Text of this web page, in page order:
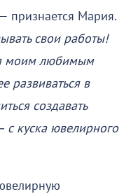
признается Мария.
свои работы!
моим любимым
развиваться в
создавать
куска ювелирного